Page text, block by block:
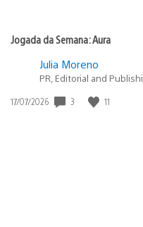
Jogada da Semana: Aura
Julia Moreno
PR, Editorial and
Data
17/07/2026 3 11